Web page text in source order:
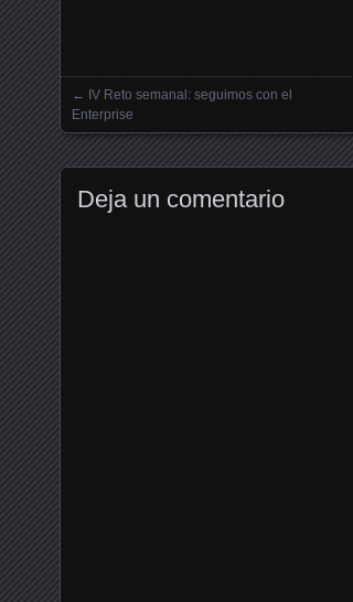
Posts navigation
← IV Reto semanal: seguimos con el
Enterprise
Deja un comentario